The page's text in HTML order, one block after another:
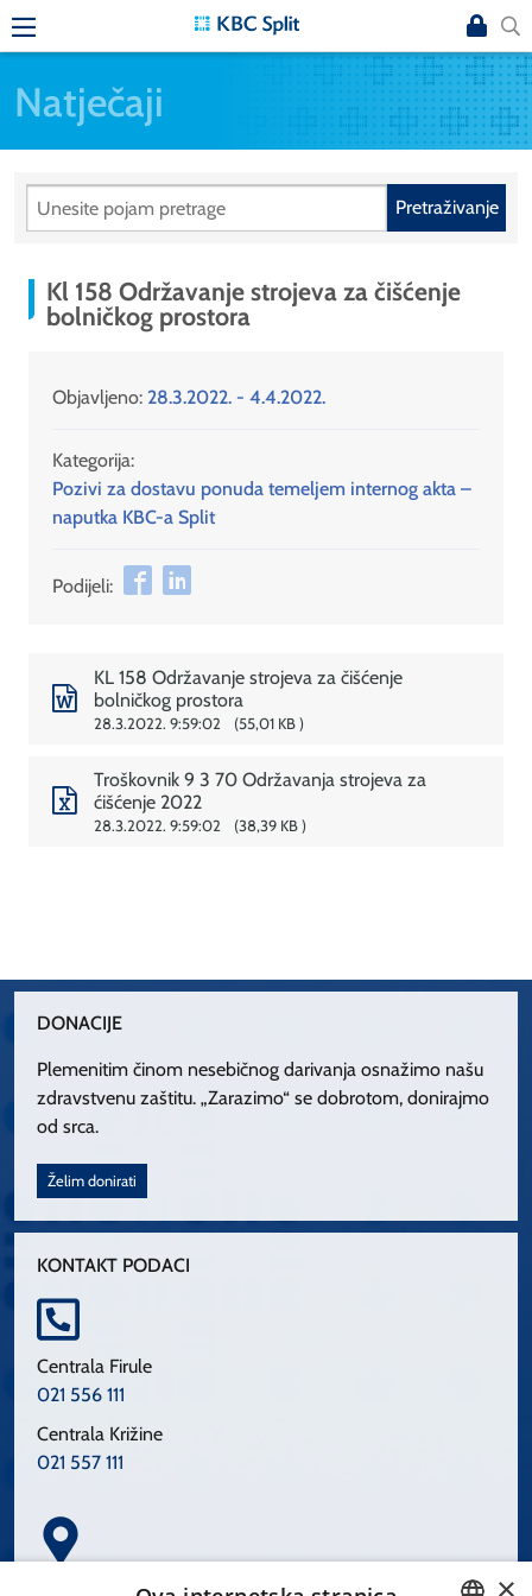
Natječaji
Pretraživanje
Kl 158 Održavanje strojeva za čišćenje
bolničkog prostora
Objavljeno: 28.3.2022. - 4.4.2022.
Kategorija:
Pozivi za dostavu ponuda temeljem internog akta –
naputka KBC-a Split
Podijeli:
KL 158 Održavanje strojeva za čišćenje
bolničkog prostora
28.3.2022. 9:59:02 55,01 KB
Troškovnik 9 3 70 Održavanja strojeva za
ćišćenje 2022
28.3.2022. 9:59:02 38,39 KB
DONACIJE
Plemenitim činom nesebičnog darivanja osnažimo našu
zdravstvenu zaštitu. „Zarazimo“ se dobrotom, donirajmo
od srca.
Želim donirati
KONTAKT PODACI
Centrala Firule
021 556 111
Centrala Križine
021 557 111
Spinčićeva 1, 21000 Split ×